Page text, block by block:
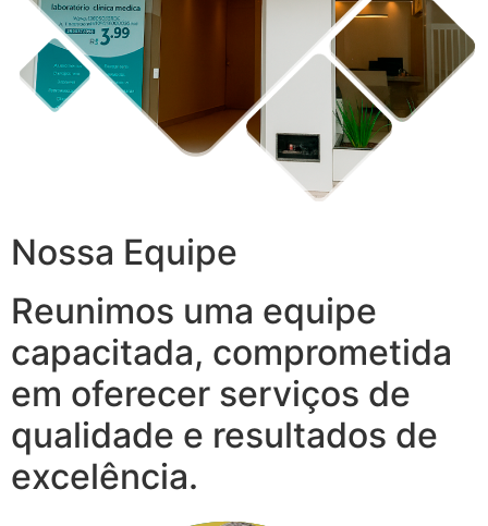
Nossa Equipe
Reunimos uma equipe
capacitada, comprometida
em oferecer serviços de
qualidade e resultados de
excelência.